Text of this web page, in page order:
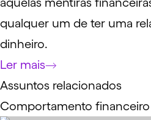
qualquer um de ter uma
dinheiro.
Ler mais
Assuntos relacionados
Comportamento financeiro